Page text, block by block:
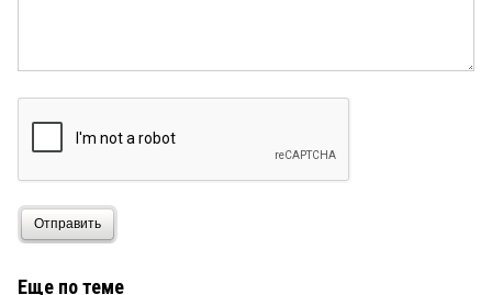
ну если на предприятии с 1,5 тысячами рабочих и
сложным бизнес процессом не нужна система
нужно разогнать. В колхозах в СССР
председатели без СМК и сотовых телефонах
Отправить
Еще по теме